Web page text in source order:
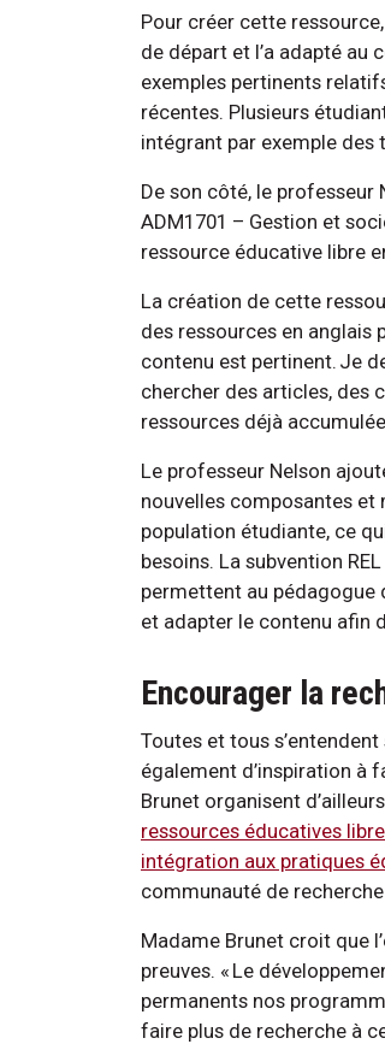
Pour créer cette
de départ et l’a adapté au
exemples pertinents
récentes. Plusieurs
intégrant par exemple des
De son côté, le professeur
ADM1701 – Gestion et
ressource éducative libre
La création de cette
des ressources en anglais
contenu est pertinent. Je
chercher des articles, des
ressources déjà
Le professeur Nelson
nouvelles composantes et
population étudiante, ce
besoins. La subvention
permettent au pédagogue
et adapter le contenu afin
Encourager la
Toutes et tous
également d’inspiration à
Brunet organisent
ressources éducatives
intégration aux pratiques
communauté de recherche
Madame Brunet croit que
preuves. « Le
permanents nos
faire plus de recherche à